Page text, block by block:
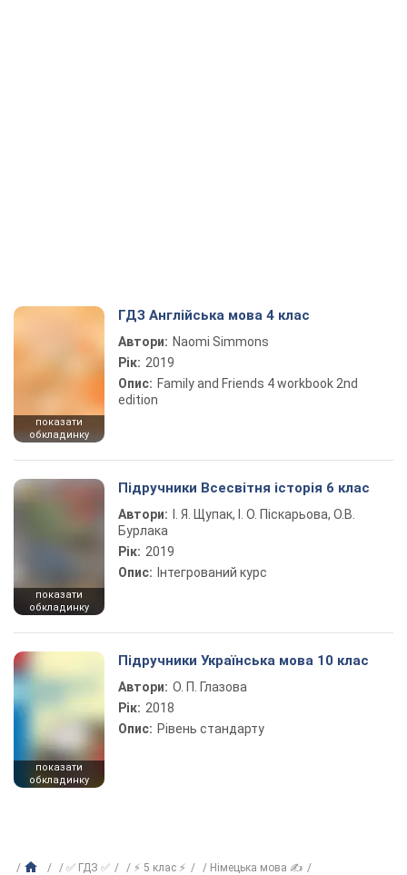
показати
обкладинку
ГДЗ Англійська мова 4 клас
Автори: Naomi Simmons
Рік: 2019
Опис: Family and Friends 4 workbook 2nd
edition
показати
обкладинку
Підручники Всесвітня історія 6 клас
Автори:
І. Я. Щупак, І. О. Піскарьова, О.В.
Бурлака
Рік: 2019
Опис: Інтегрований курс
показати
обкладинку
Підручники Українська мова 10 клас
Автори: О. П. Глазова
Рік: 2018
Опис: Рівень стандарту
✅ ГДЗ ✅ ⚡ 5 клас ⚡
Німецька мова ✍